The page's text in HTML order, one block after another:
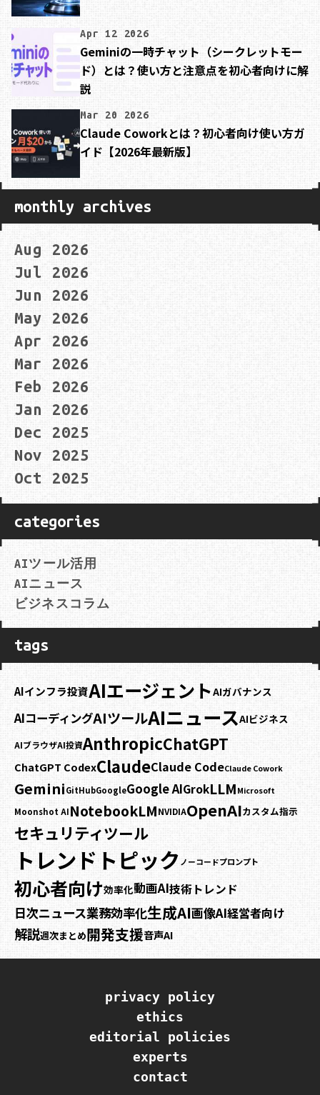
Apr 12 2026
Geminiの一時チャット（シークレットモー
ド）とは？使い方と注意点を初心者向けに解
説
Mar 20 2026
Claude Coworkとは？初心者向け使い方ガ
イド【2026年最新版】
monthly archives
Aug 2026
Jul 2026
Jun 2026
May 2026
Apr 2026
Mar 2026
Feb 2026
Jan 2026
Dec 2025
Nov 2025
Oct 2025
categories
AIツール活用
AIニュース
ビジネスコラム
tags
AIインフラ投資AIエージェントAIガバナンス
AIコーディングAIツールAIニュースAIビジネス
AIブラウザAI投資AnthropicChatGPT
ChatGPT CodexClaudeClaude CodeClaude Cowork
GeminiGitHubGoogleGoogle AIGrokLLM Microsoft
Moonshot AINotebookLMNVIDIAOpenAIカスタム指示
セキュリティツール
トレンドトピック ノーコードプロンプト
初心者向け効率化動画AI技術トレンド
日次ニュース業務効率化生成AI画像AI経営者向け
解説週次まとめ開発支援音声AI
privacy policy
ethics
editorial policies
experts
contact